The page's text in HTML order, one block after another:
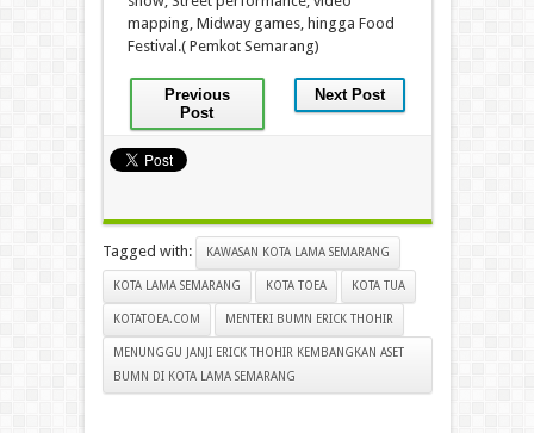
mapping, Midway games, hingga Food
Festival.( Pemkot Semarang)
Previous
Post
Next Post
Tagged with: KAWASAN KOTA LAMA SEMARANG
KOTA LAMA SEMARANG KOTA TOEA KOTA TUA
KOTATOEA.COM MENTERI BUMN ERICK THOHIR
MENUNGGU JANJI ERICK THOHIR KEMBANGKAN ASET
BUMN DI KOTA LAMA SEMARANG